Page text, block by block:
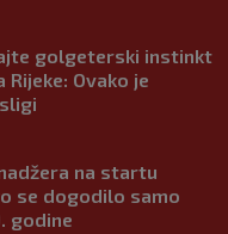
golgeterski instinkt
Ovako je
na startu
se dogodilo samo
godine